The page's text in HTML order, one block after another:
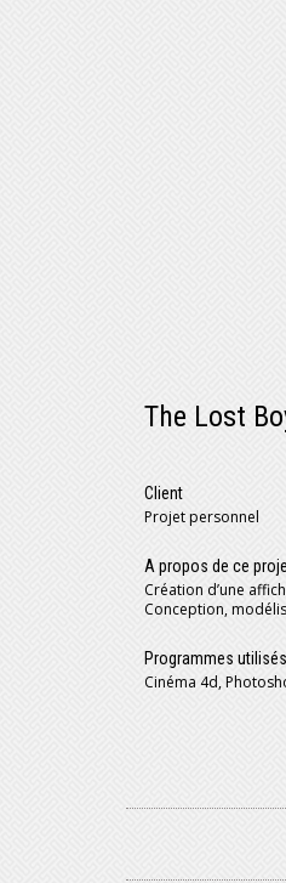
The Lost
Client
Projet personnel
A propos de ce
Création d’une
Conception,
Programmes utilisés
Cinéma 4d,